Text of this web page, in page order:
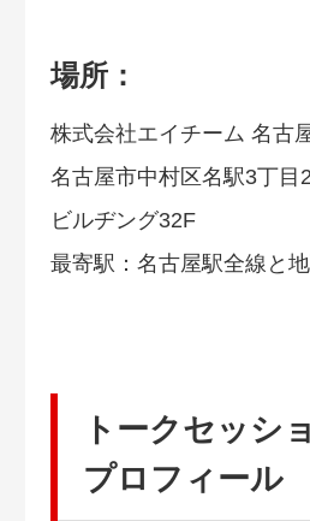
場所：
株式会社エイチーム 名古
名古屋市中村区名駅3丁目
ビルヂング32F
最寄駅：名古屋駅全線と
トークセッシ
プロフィール